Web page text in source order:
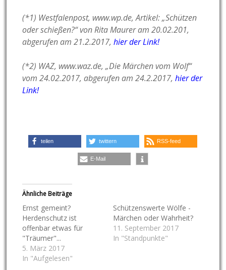
(*1) Westfalenpost, www.wp.de, Artikel: „Schützen
oder schießen?“ von Rita Maurer am20.02.201,
abgerufen am 21.2.2017,hier der Link!
(*2) WAZ, www.waz.de, „Die Märchen vom Wolf“
vom24.02.2017, abgerufen am 24.2.2017,hier der
Link!
teilen twittern RSS-feed
E-Mail
Ähnliche Beiträge
Ernst gemeint?
Herdenschutz ist
offenbar etwas für
"Träumer"...
5. März 2017
In "Aufgelesen"
Schützenswerte Wölfe -
Märchen oder Wahrheit?
11. September 2017
In "Standpunkte"